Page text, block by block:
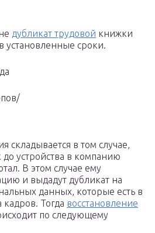
дубликат трудовой книжки
установленные сроки.
складывается в том случае,
до устройства в компанию
В этом случае ему
и выдадут дубликат на
данных, которые есть в
Тогда восстановление
по следующему